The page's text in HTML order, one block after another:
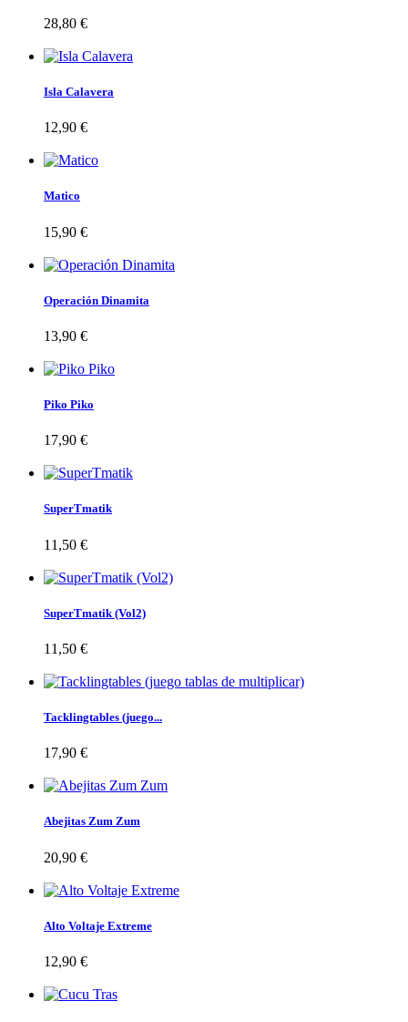
28,80 €
Isla Calavera
12,90 €
Matico
15,90 €
Operación Dinamita
13,90 €
Piko Piko
17,90 €
SuperTmatik
11,50 €
SuperTmatik (Vol2)
11,50 €
Tacklingtables (juego...
17,90 €
Abejitas Zum Zum
20,90 €
Alto Voltaje Extreme
12,90 €